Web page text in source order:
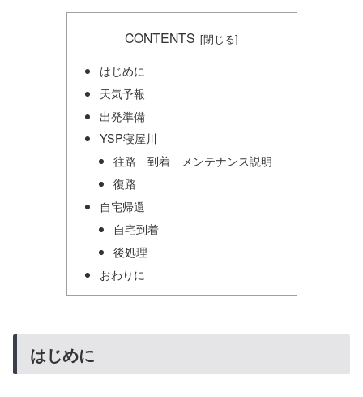
CONTENTS
はじめに
天気予報
出発準備
YSP寝屋川
往路 到着 メンテナンス説明
復路
自宅帰還
自宅到着
後処理
おわりに
はじめに